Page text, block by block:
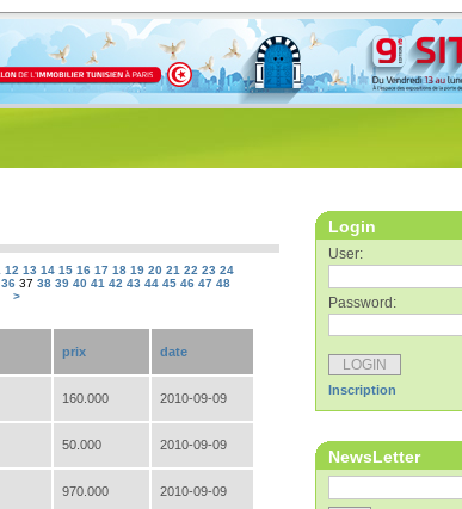
12 13 14 15 16 17 18 19 20 21 22 23 24
36 37 38 39 40 41 42 43 44 45 46 47 48
>
prix date
160.000 2010-09-09
50.000 2010-09-09
970.000 2010-09-09
Login
User:
Password:
Inscription
NewsLetter